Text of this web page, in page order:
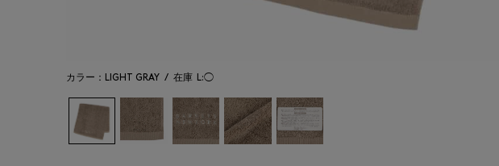
カラー：LIGHT GRAY / 在庫 L:◯